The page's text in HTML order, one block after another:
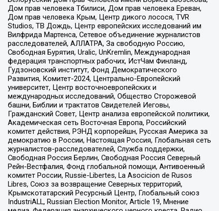
Дом прав человека Тбилиси, Дом прав человека Ереван,
Дом прав человека Крым, Центр дикого лосося, TVR
Studios, ТВ Дождь, Центр европейских исследований им
Вилфрида Мартенса, Сетевое объединение журналистов
расследователей, АЛЛАТРА, За свободную Россию,
Свободная Бурятия, Uralic, UnKremlin, Международная
федерация транспортных рабочих, ИстЧам Финланд,
Гудзоновский институт, Фонд Демократического
Развития, Комитет-2024, Центрально-Европейский
университет, Центр восточноевропейских и
международных исследований, Общество Сторожевой
башни, Библии и трактатов Свидетелей Иеговы,
Гражданский Совет, Центр анализа европейской политики,
Академическая сеть Восточная Европа, Российский
комитет действия, РЭНД корпорейшн, Русская Америка за
демократию в России, Настоящая Россия, Глобальная сеть
журналистов-расследователей, Служба поддержки,
Свободная Россия Берлин, Свободная Россия Северный
Рейн-Вестфалия, Фонд глобальной помощи, Антивоенный
комитет России, Russie-Libertes, La Asocicion de Rusos
Libres, Союз за возвращение Северных территорий,
Крымскотатарский Ресурсный Центр, Глобальный союз
IndustriALL, Russian Election Monitor, Article 19, Мнение